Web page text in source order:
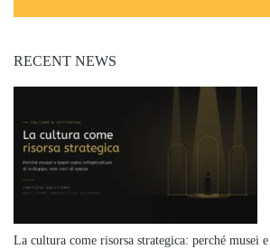
RECENT NEWS
La cultura come risorsa strategica: perché musei